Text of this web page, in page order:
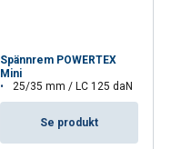
Spännrem POWERTEX
Mini
25/35 mm / LC 125 daN
Se produkt